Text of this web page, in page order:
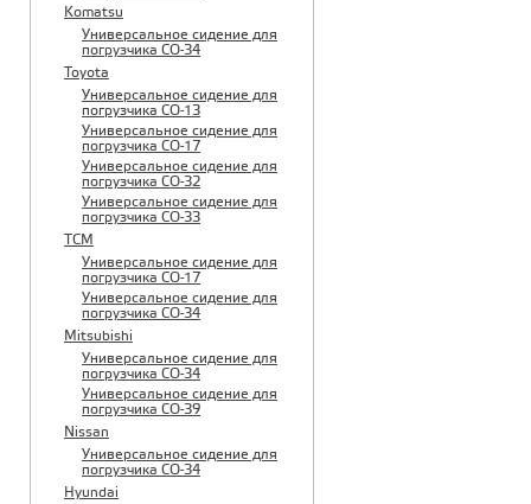
Komatsu
Универсальное сидение для
погрузчика CO-34
Toyota
Универсальное сидение для
погрузчика CO-13
Универсальное сидение для
погрузчика CO-17
Универсальное сидение для
погрузчика CO-32
Универсальное сидение для
погрузчика CO-33
TCM
Универсальное сидение для
погрузчика CO-17
Универсальное сидение для
погрузчика CO-34
Mitsubishi
Универсальное сидение для
погрузчика CO-34
Универсальное сидение для
погрузчика CO-39
Nissan
Универсальное сидение для
погрузчика CO-34
Hyundai